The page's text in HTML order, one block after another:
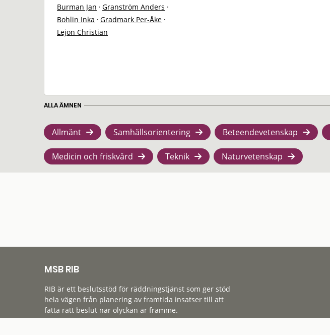
Burman Jan · Granström Anders ·
Bohlin Inka · Gradmark Per-Åke ·
Lejon Christian
ALLA ÄMNEN
Allmänt Samhällsorientering Beteendevetenskap
Medicin och friskvård Teknik Naturvetenskap
MSB RIB
RIB är ett beslutsstöd för räddningstjänst som ger stöd
hela vägen från planering av framtida insatser till att
fatta rätt beslut när olyckan är framme.